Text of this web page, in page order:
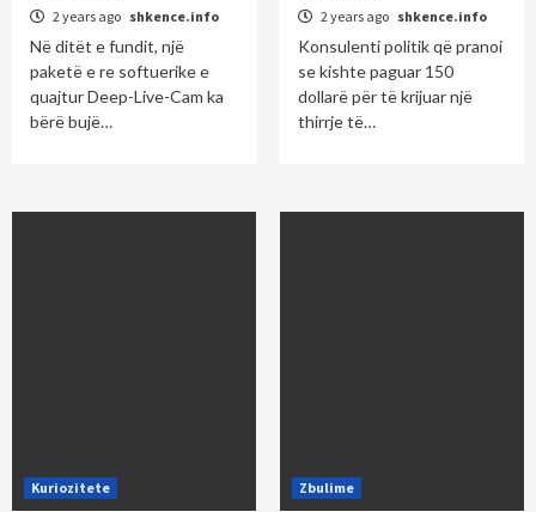
2 years ago shkence.info
Në ditët e fundit, një
paketë e re softuerike e
quajtur Deep-Live-Cam ka
bërë bujë…
2 years ago shkence.info
Konsulenti politik që pranoi
se kishte paguar 150
dollarë për të krijuar një
thirrje të…
Kuriozitete Zbulime